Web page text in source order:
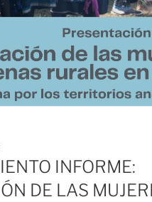
INFORME:
DE LAS